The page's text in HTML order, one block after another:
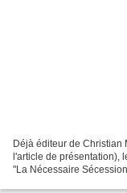
Déjà éditeur de Christian
l'article de présentation),
"La Nécessaire